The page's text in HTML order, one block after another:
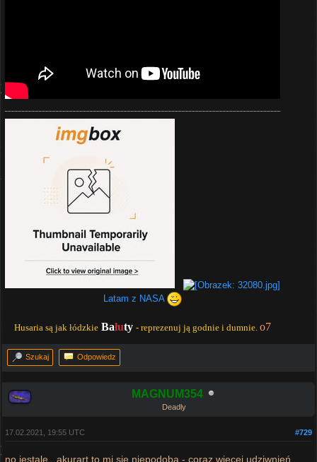
Latam z NASA
Husaria są jak łódzkie Bałuty - reprezenuj ją godnie i dumnie.o7
Szukaj Odpowiedz
MAGNUM354
Deadly
#729
17.02.2021, 19:55 UTC
no jestale.. akurart to mi się niepodoba - coraz więcej udziwnień